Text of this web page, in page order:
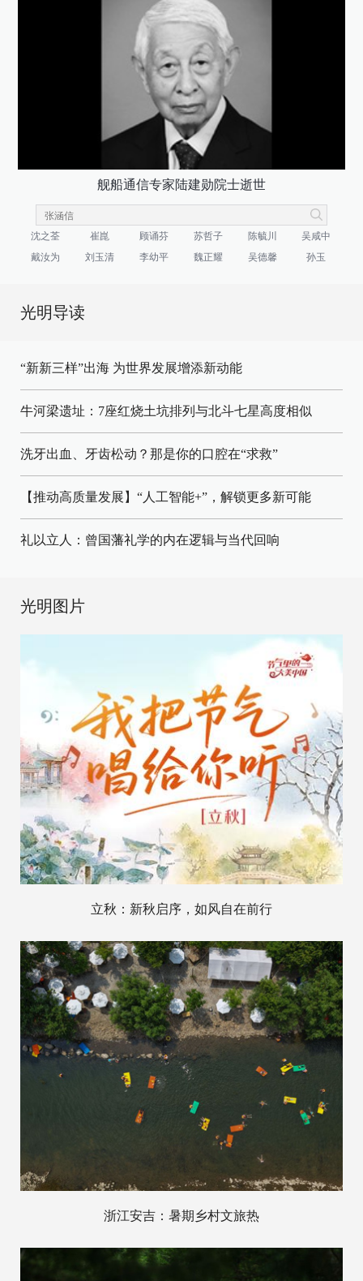
舰船通信专家陆建勋院士逝世
沈之荃 崔崑 顾诵芬 苏哲子 陈毓川
吴咸中
戴汝为
刘玉清 李幼平 魏正耀 吴德馨 孙玉
光明导读
“新新三样”出海 为世界发展增添新动能
牛河梁遗址：7座红烧土坑排列与北斗七星高度相似
洗牙出血、牙齿松动？那是你的口腔在“求救”
【推动高质量发展】“人工智能+”，解锁更多新可能
礼以立人：曾国藩礼学的内在逻辑与当代回响
光明图片
立秋：新秋启序，如风自在前行
浙江安吉：暑期乡村文旅热